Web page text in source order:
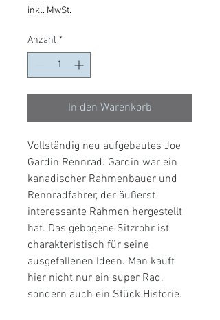
inkl. MwSt.
Anzahl *
In den Warenkorb
Vollständig neu aufgebautes Joe
Gardin Rennrad. Gardin war ein
kanadischer Rahmenbauer und
Rennradfahrer, der äußerst
interessante Rahmen hergestellt
hat. Das gebogene Sitzrohr ist
charakteristisch für seine
ausgefallenen Ideen. Man kauft
hier nicht nur ein super Rad,
sondern auch ein Stück Historie.